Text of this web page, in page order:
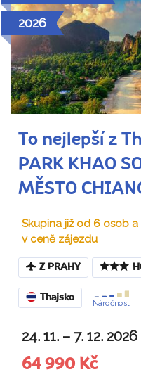
2026
To nejlepší z
PARK KHAO
MĚSTO
Skupina již od 6 osob
v ceně zájezdu
Z PRAHY
Thajsko
Náročnost
24. 11. – 7. 12.
64 990 Kč